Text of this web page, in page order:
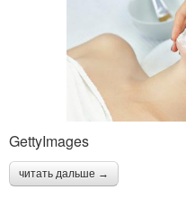
GettyImages
читать дальше →